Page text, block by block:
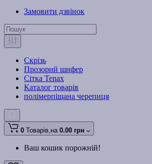
Замовити дзвінок
Скрізь
Прозорий шифер
Сітка Tenax
Каталог товарів
полімерпіщана черепиця
0 Товарів,на 0.00 грн
Ваш кошик порожній!